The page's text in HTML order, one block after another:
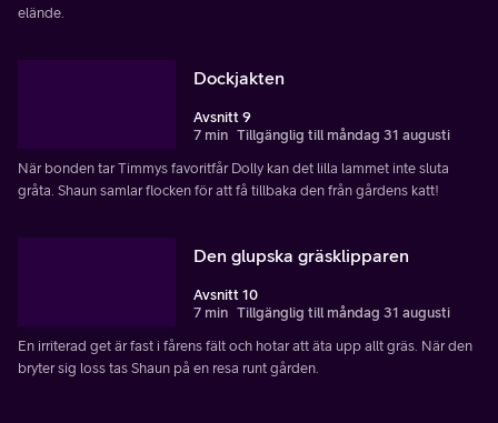
elände.
Dockjakten
Avsnitt 9
7 min Tillgänglig till måndag 31 augusti
När bonden tar Timmys favoritfår Dolly kan det lilla lammet inte sluta
gråta. Shaun samlar flocken för att få tillbaka den från gårdens katt!
Den glupska gräsklipparen
Avsnitt 10
7 min Tillgänglig till måndag 31 augusti
En irriterad get är fast i fårens fält och hotar att äta upp allt gräs. När den
bryter sig loss tas Shaun på en resa runt gården.